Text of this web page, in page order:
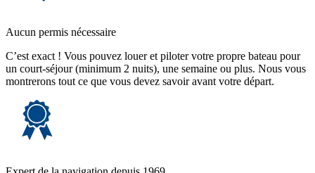
Aucun permis nécessaire
C’est exact ! Vous pouvez louer et piloter votre propre bateau pour
un court-séjour (minimum 2 nuits), une semaine ou plus. Nous vous
montrerons tout ce que vous devez savoir avant votre départ.